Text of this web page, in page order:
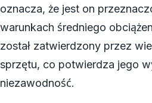
oznacza, że ​​jest on
warunkach średniego
został zatwierdzony przez
sprzętu, co potwierdza jego
niezawodność.